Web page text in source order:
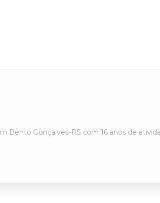
Bento Gonçalves-RS com 16 anos de